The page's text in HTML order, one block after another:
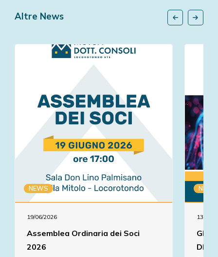
Altre News
NEWS
19/06/2026
Assemblea Ordinaria dei Soci
2026
NEWS
13/03/